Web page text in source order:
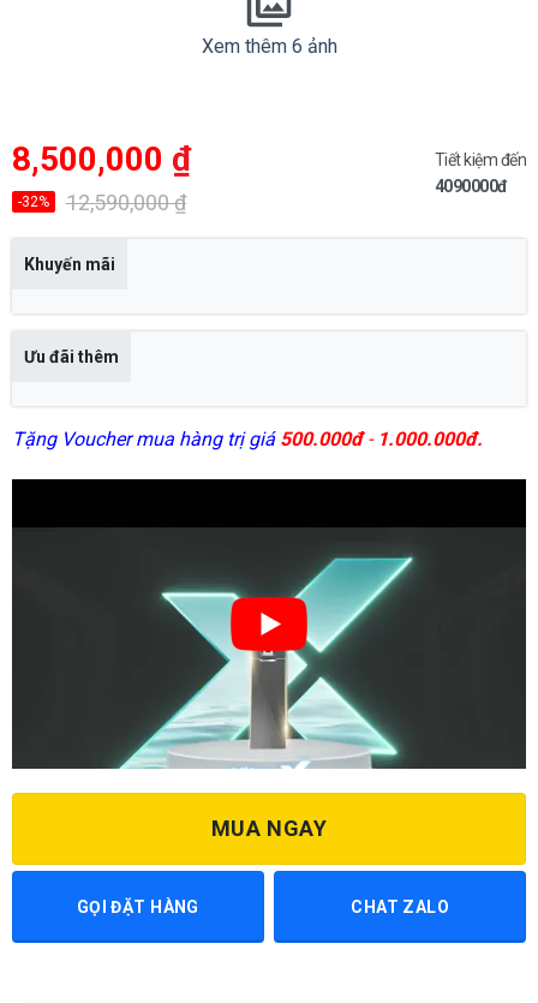
Xem thêm 6 ảnh
12,590,000₫
Giá
gốc
12,590,000 ₫.
8,500,000 ₫
Giá
hiện
tại
là:
8,500,000 ₫.
Tiết kiệm đến
4090000đ
-32%
Khuyến mãi
Ưu đãi thêm
Tặng Voucher mua hàng trị giá 500.000đ-1.000.000đ.
MUA NGAY
GỌI ĐẶT HÀNG CHAT ZALO